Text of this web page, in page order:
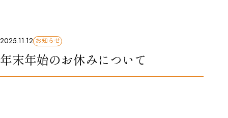
2025.11.12 お知らせ
年末年始のお休みについて